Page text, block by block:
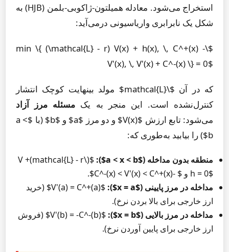
استخراج می‌شود. معادله همیلتون-ژاکوبی-بلمن (HJB) به
شکل یک نابرابری واریاسیونی درمی‌آید:
$\min \{ (\mathcal{L} - r) V(x) + h(x), \, C^+(x) -
V'(x), \, V'(x) + C^-(x) \} = 0$
که در آن $\mathcal{L}$ مولد بینهایت کوچک انتشار
کنترل‌نشده است. این منجر به یک مسئله مرز آزاد
می‌شود: تابع ارزش $V(x)$ و دو مرز $a$ و $b$ (با $a <
b$) را بیابید به‌طوری که:
منطقه بدون مداخله ($a < x < b$):
$(\mathcal{L} - r)V +
h = 0$ و $ -C^-(x) < V'(x) < C^+(x)$.
مداخله در مرز پایینی ($x = a$):
$V'(a) = C^+(a)$ (خرید
ارز خارجی برای بالا بردن نرخ).
مداخله در مرز بالایی ($x = b$):
$V'(b) = -C^-(b)$ (فروش
ارز خارجی برای پایین آوردن نرخ).